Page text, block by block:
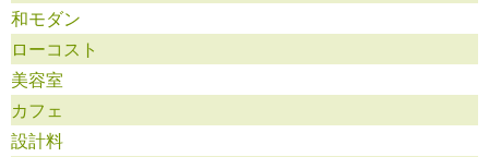
和モダン
ローコスト
美容室
カフェ
設計料